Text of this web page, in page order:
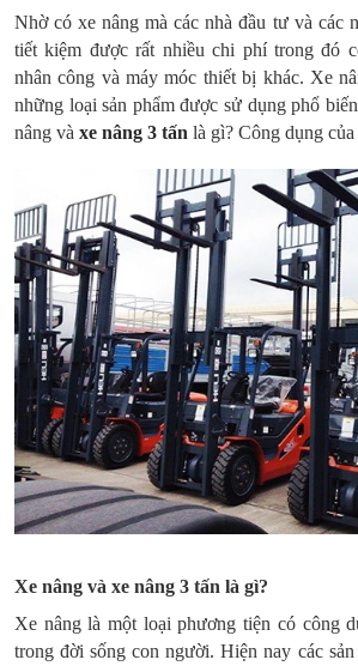
Nhờ có xe nâng mà các nhà đầu tư và các
tiết kiệm được rất nhiều chi phí trong đó
nhân công và máy móc thiết bị khác. Xe
những loại sản phẩm được sử dụng phổ
nâng và xe nâng 3 tấn là gì? Công dụng
Xe nâng và xe nâng 3 tấn là gì?
Xe nâng là một loại phương tiện có công
trong đời sống con người. Hiện nay các